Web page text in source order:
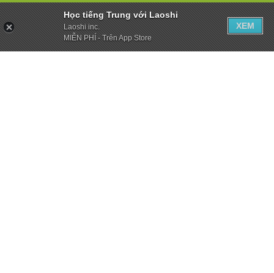
Học tiếng Trung với Laoshi
Laoshi inc.
MIỄN PHÍ - Trên App Store
XEM